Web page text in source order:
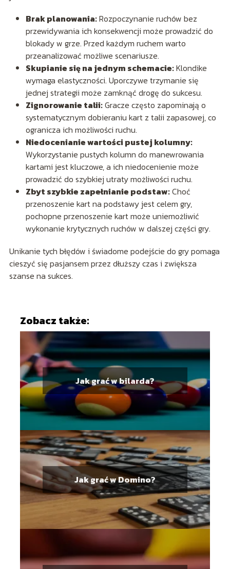
Brak planowania:Rozpoczynanie ruchów bez
przewidywania ich konsekwencji może prowadzić do
blokady w grze. Przed każdym ruchem warto
przeanalizować możliwe scenariusze.
Skupianie się na jednym schemacie:Klondike
wymaga elastyczności. Uporczywe trzymanie się
jednej strategii może zamknąć drogę do sukcesu.
Zignorowanie talii:Gracze często zapominają o
systematycznym dobieraniu kart z talii zapasowej, co
ogranicza ich możliwości ruchu.
Niedocenianie wartości pustej kolumny:
Wykorzystanie pustych kolumn do manewrowania
kartami jest kluczowe, a ich niedocenienie może
prowadzić do szybkiej utraty możliwości ruchu.
Zbyt szybkie zapełnianie podstaw:Choć
przenoszenie kart na podstawy jest celem gry,
pochopne przenoszenie kart może uniemożliwić
wykonanie krytycznych ruchów w dalszej części gry.
Unikanie tych błędów i świadome podejście do gry pomaga
cieszyć się pasjansem przez dłuższy czas i zwiększa
szanse na sukces.
Zobacz także:
Jak grać w bilarda?
Jak grać w Domino?